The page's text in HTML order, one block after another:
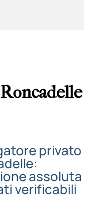
privato
assoluta
verificabili